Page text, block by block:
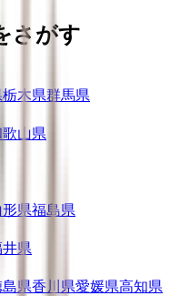
さがす
栃木県群馬県
山県
形県福島県
県
県香川県愛媛県高知県